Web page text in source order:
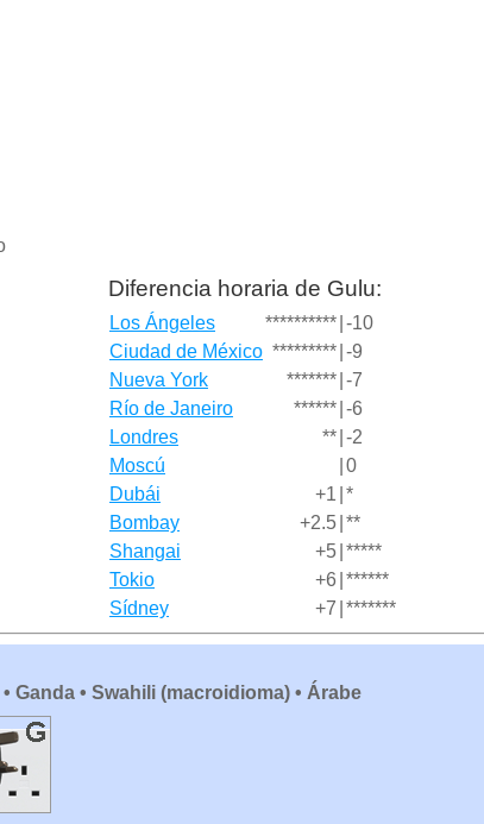
Diferencia horaria de Gulu:
Los Ángeles ********** -10
Ciudad de México ********* -9
Nueva York
******* -7
Río de Janeiro
****** -6
Londres
** -2
Moscú
0
Dubái
+1 *
Bombay
+2.5 **
Shangai
+5 *****
Tokio
+6 ******
Sídney
+7 *******
Ganda • Swahili (macroidioma) • Árabe